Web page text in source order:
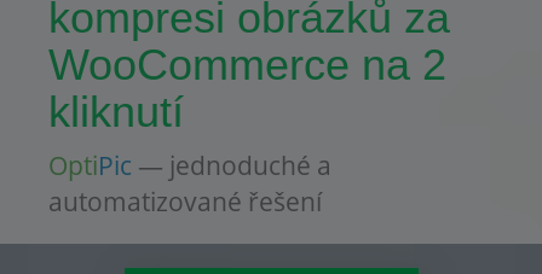
kompresi obrázků za
WooCommerce na 2
kliknutí
OptiPic — jednoduché a
automatizované řešení